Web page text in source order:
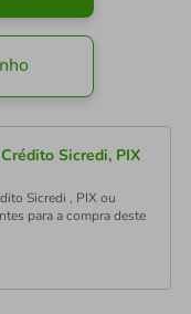
Sicredi, PIX
Sicredi , PIX ou
para a compra deste